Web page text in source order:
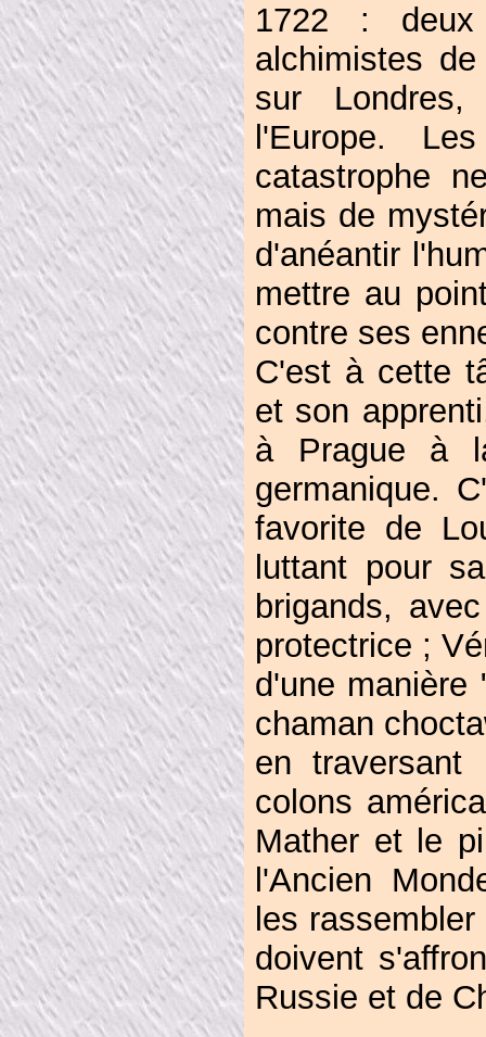
1722 :
alchimistes
sur
l'Europe.
catastrophe
mais de
d'anéantir
mettre au
contre ses
C'est à cette
et son
à Prague à
germanique.
favorite de
luttant pour
brigands,
protectrice ;
d'une manière
chaman
en traversant
colons
Mather et le
l'Ancien
les
doivent
Russie et de